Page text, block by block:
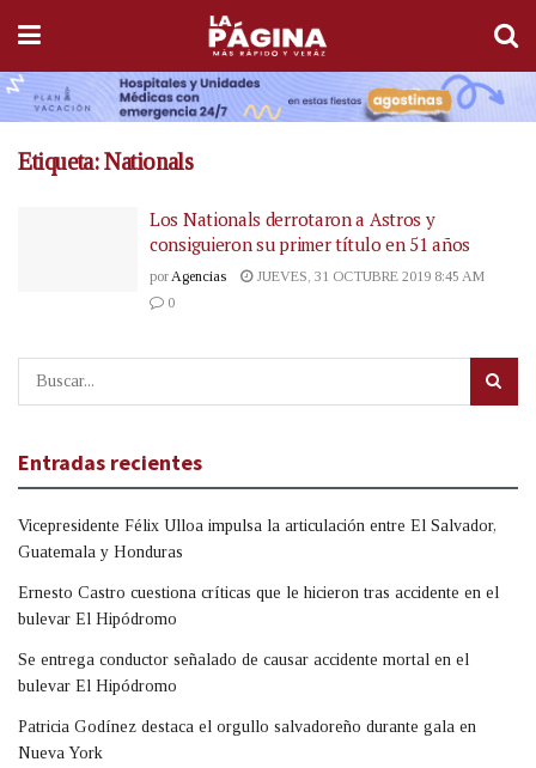
Etiqueta:Nationals
Los Nationals derrotaron a Astros y
consiguieron su primer título en 51 años
por Agencias
JUEVES, 31 OCTUBRE 2019 8:45 AM
0
Entradas recientes
Vicepresidente Félix Ulloa impulsa la articulación entre El Salvador,
Guatemala y Honduras
Ernesto Castro cuestiona críticas que le hicieron tras accidente en el
bulevar El Hipódromo
Se entrega conductor señalado de causar accidente mortal en el
bulevar El Hipódromo
Patricia Godínez destaca el orgullo salvadoreño durante gala en
Nueva York